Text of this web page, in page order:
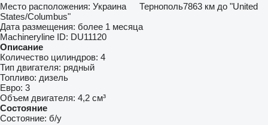
Место расположения: Украина Тернополь7863 км до "United
States/Columbus"
Дата размещения: более 1 месяца
Machineryline ID: DU11120
Описание
Количество цилиндров: 4
Тип двигателя: рядный
Топливо: дизель
Евро: 3
Объем двигателя: 4,2 см³
Состояние
Состояние: б/у